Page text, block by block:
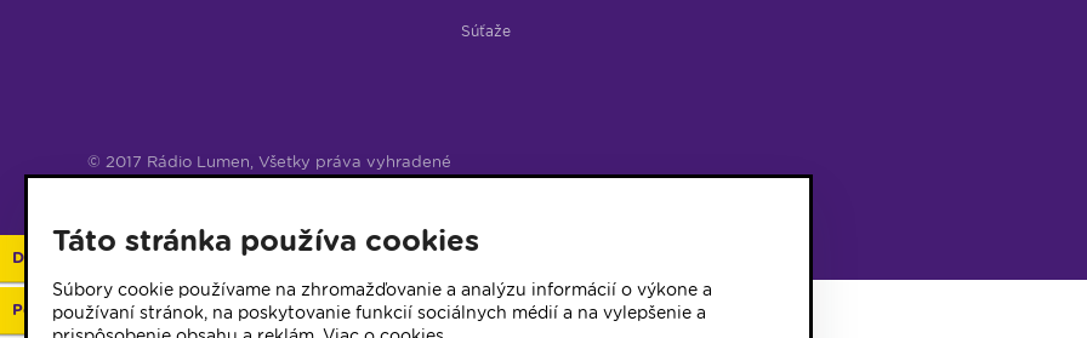
Súťaže
© 2017 Rádio Lumen, Všetky práva vyhradené
Darujte 2%
Podporte vaše rádio
Táto stránka používa cookies
Súbory cookie používame na zhromažďovanie a analýzu informácií o výkone a
používaní stránok, na poskytovanie funkcií sociálnych médií a na vylepšenie a